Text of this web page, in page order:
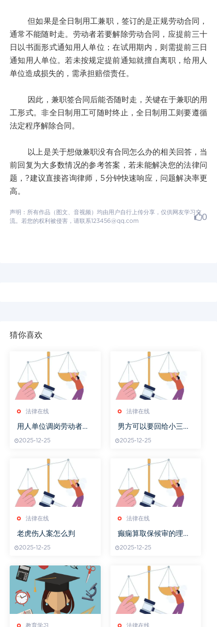
但如果是全日制用工兼职，签订的是正规劳动合同，
通常不能随时走。劳动者若要解除劳动合同，应提前三十
日以书面形式通知用人单位；在试用期内，则需提前三日
通知用人单位。若未按规定提前通知就擅自离职，给用人
单位造成损失的，需承担赔偿责任。
因此，兼职签合同后能否随时走，关键在于兼职的用
工形式。非全日制用工可随时终止，全日制用工则要遵循
法定程序解除合同。
以上是关于想做兼职没有合同怎么办的相关回答，当
前回复为大多数情况的参考答案，若未能解决您的法律问
题，?建议直接咨询律师，5分钟快速响应，问题解决率更
高。
声明：所有作品（图文、音视频）均由用户自行上传分享，仅供网友学习交
流。若您的权利被侵害，请联系123456@qq.com
0
猜你喜欢
法律在线
用人单位调岗劳动者不
2025-12-25
法律在线
男方可以要回给小三的
2025-12-25
法律在线
老虎伤人案怎么判
2025-12-25
法律在线
癫痫算取保候审的理由
2025-12-25
教育学习 法律在线